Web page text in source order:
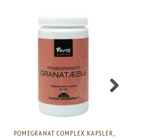
POMEGRANAT COMPLEX KAPSLER,